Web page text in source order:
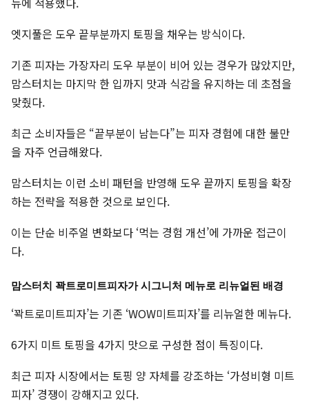
엣지풀은 도우 끝부분까지 토핑을 채우는 방식이다.
기존 피자는 가장자리 도우 부분이 비어 있는 경우가 많았지만,
맘스터치는 마지막 한 입까지 맛과 식감을 유지하는 데 초점을
맞췄다.
최근 소비자들은 “끝부분이 남는다”는 피자 경험에 대한 불만
을 자주 언급해왔다.
맘스터치는 이런 소비 패턴을 반영해 도우 끝까지 토핑을 확장
하는 전략을 적용한 것으로 보인다.
이는 단순 비주얼 변화보다 ‘먹는 경험 개선’에 가까운 접근이
다.
맘스터치 꽉트로미트피자가 시그니처 메뉴로 리뉴얼된 배경
‘꽉트로미트피자’는 기존 ‘WOW미트피자’를 리뉴얼한 메뉴다.
6가지 미트 토핑을 4가지 맛으로 구성한 점이 특징이다.
최근 피자 시장에서는 토핑 양 자체를 강조하는 ‘가성비형 미트
피자’ 경쟁이 강해지고 있다.